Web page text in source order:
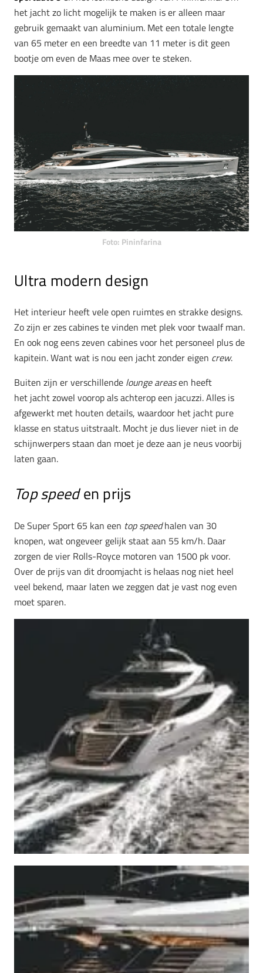
het jacht zo licht mogelijk te maken is er alleen maar
gebruik gemaakt van aluminium. Met een totale lengte
van 65 meter en een breedte van 11 meter is dit geen
bootje om even de Maas mee over te steken.
Foto: Pininfarina
Ultra modern design
Het interieur heeft vele open ruimtes en strakke designs.
Zo zijn er zes cabines te vinden met plek voor twaalf man.
En ook nog eens zeven cabines voor het personeel plus de
kapitein. Want wat is nou een jacht zonder eigen crew.
Buiten zijn er verschillende lounge areasen heeft
het jacht zowel voorop als achterop een jacuzzi. Alles is
afgewerkt met houten details, waardoor het jacht pure
klasse en status uitstraalt. Mocht je dus liever niet in de
schijnwerpers staan dan moet je deze aan je neus voorbij
laten gaan.
Top speeden prijs
De Super Sport 65 kan een top speedhalen van 30
knopen, wat ongeveer gelijk staat aan 55 km/h. Daar
zorgen de vier Rolls-Royce motoren van 1500 pk voor.
Over de prijs van dit droomjacht is helaas nog niet heel
veel bekend, maar laten we zeggen dat je vast nog even
moet sparen.